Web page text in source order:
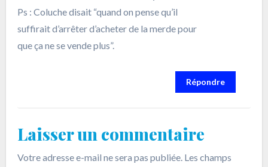
Ps : Coluche disait “quand on pense qu’il
suffirait d’arrêter d’acheter de la merde pour
que ça ne se vende plus”.
Répondre
Laisser un commentaire
Votre adresse e-mail ne sera pas publiée. Les champs